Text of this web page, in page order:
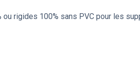
rigides 100% sans PVC pour les